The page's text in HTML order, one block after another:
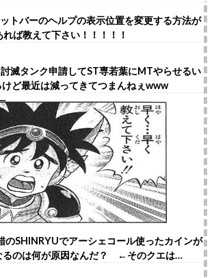
ットバーのヘルプの表示位置を変更する方法が
れば教えて下さい！！！！！
討滅タンク申請してST専若葉にMTやらせるい
けど最近は減ってきてつまんねぇwww
のSHINRYUでアーシェコール使ったカインが
るのは何が原因なんだ？ ←そのクエは…